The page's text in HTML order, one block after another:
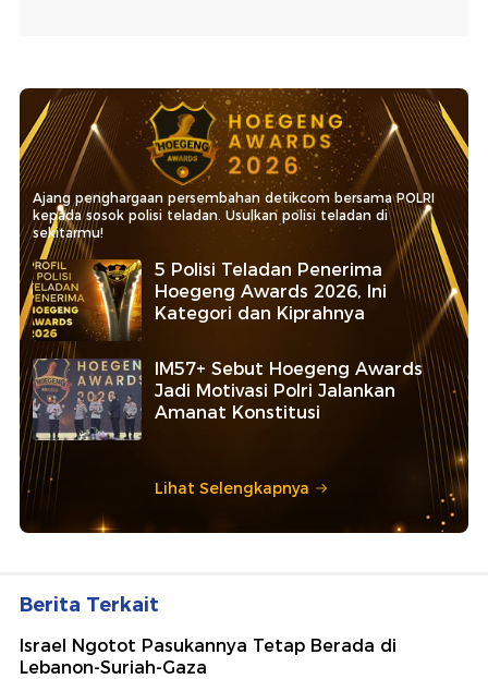
Ajang penghargaan persembahan detikcom bersama POLRI
kepada sosok polisi teladan. Usulkan polisi teladan di
sekitarmu!
5 Polisi Teladan Penerima
Hoegeng Awards 2026, Ini
Kategori dan Kiprahnya
IM57+ Sebut Hoegeng Awards
Jadi Motivasi Polri Jalankan
Amanat Konstitusi
Lihat Selengkapnya
Berita Terkait
Israel Ngotot Pasukannya Tetap Berada di
Lebanon-Suriah-Gaza